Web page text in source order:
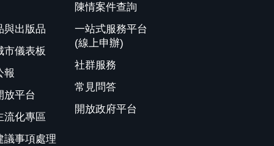
與出版品
市儀表板
報
放平台
流化專區
議事項處理
陳情案件查詢
一站式服務平台
(線上申辦)
社群服務
常見問答
開放政府平台